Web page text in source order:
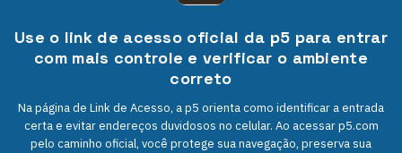
Use o link de acesso oficial da p5 para entrar
com mais controle e verificar o ambiente
correto
Na página de Link de Acesso, a p5 orienta como identificar a entrada
certa e evitar endereços duvidosos no celular. Ao acessar p5.com
pelo caminho oficial, você protege sua navegação, preserva sua